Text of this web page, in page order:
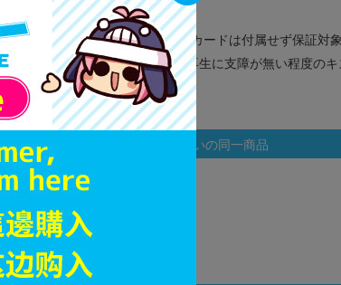
則として保証対象外となります。
には、SDカードなどのメモリーカードは付属せず保証対象
読み取り面のキズに関しまして再生に支障が無い程度の
してはコチラ
状態違いの同一商品
状態 :A
品切状態 5,790円 税込